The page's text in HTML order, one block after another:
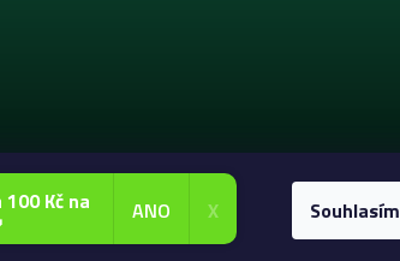
procházením tohoto webu
informací
zde. Souhlasím
Kč na ANO X